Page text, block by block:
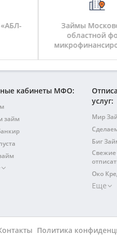
Займы
областной
кабинеты МФО:
займ
плюс
услуг:
Мир
Биг
Свежие
Око
Юни
Яблоко
Еще
Политика